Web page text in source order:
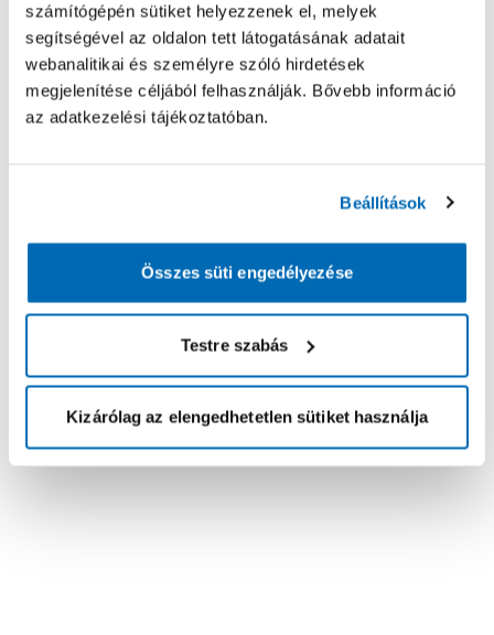
számítógépén sütiket helyezzenek el, melyek
segítségével az oldalon tett látogatásának adatait
webanalitikai és személyre szóló hirdetések
megjelenítése céljából felhasználják. Bővebb információ
az adatkezelési tájékoztatóban.
Beállítások
Összes süti engedélyezése
Testre szabás
Kizárólag az elengedhetetlen sütiket használja